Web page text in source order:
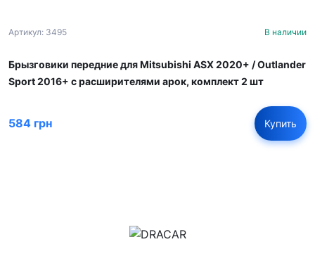
Артикул: 3495 В наличии
Брызговики передние для Mitsubishi ASX 2020+ / Outlander
Sport 2016+ с расширителями арок, комплект 2 шт
584 грн Купить